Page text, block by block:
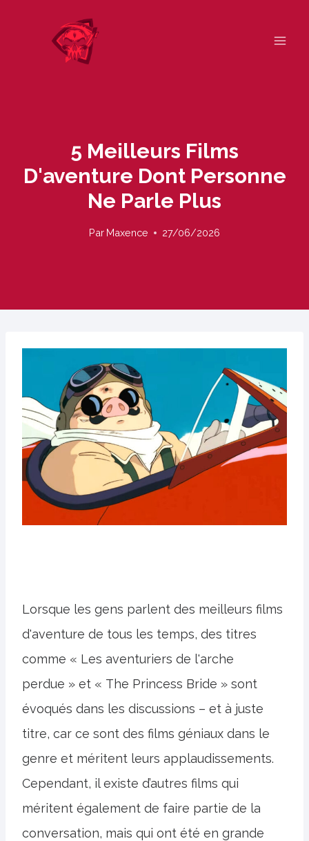
5 Meilleurs Films
D'aventure Dont Personne
Ne Parle Plus
Par Maxence 27/06/2026
Lorsque les gens parlent des meilleurs films
d'aventure de tous les temps, des titres
comme « Les aventuriers de l'arche
perdue » et « The Princess Bride » sont
évoqués dans les discussions – et à juste
titre, car ce sont des films géniaux dans le
genre et méritent leurs applaudissements.
Cependant, il existe d’autres films qui
méritent également de faire partie de la
conversation, mais qui ont été en grande